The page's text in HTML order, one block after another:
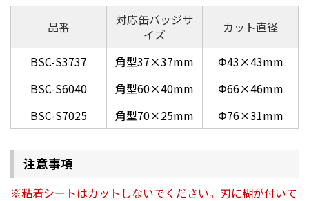
品番
対応缶バッジサ
イズ
カット直径
BSC-S3737 角型37×37mm
Φ43×43mm
BSC-S6040
角型60×40mm
Φ66×46mm
BSC-S7025
角型70×25mm Φ76×31mm
注意事項
粘着シートはカットしないでください。刃に糊が付いて